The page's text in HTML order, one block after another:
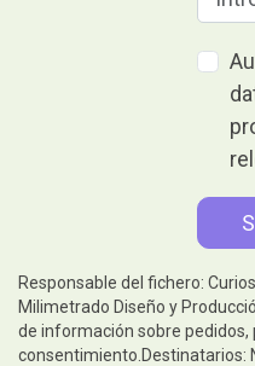
Responsable del fichero:
Milimetrado Diseño y
de información sobre pedidos,
consentimiento.Destinatarios: